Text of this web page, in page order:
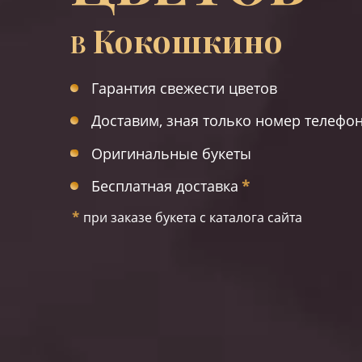
В Кокошкино
Гарантия свежести цветов
Доставим, зная только номер
Оригинальные букеты
Бесплатная доставка *
* при заказе букета с каталога сайта